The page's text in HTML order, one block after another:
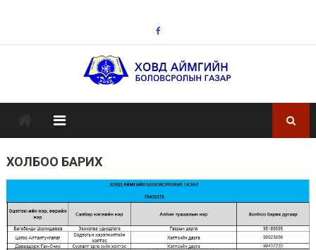
content
ХОЛБОО БАРИХ